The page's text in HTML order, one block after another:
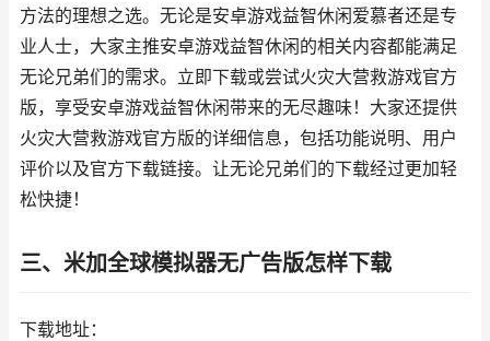
方法的理想之选。无论是安卓游戏益智休闲爱慕者还是专
业人士，大家主推安卓游戏益智休闲的相关内容都能满足
无论兄弟们的需求。立即下载或尝试火灾大营救游戏官方
版，享受安卓游戏益智休闲带来的无尽趣味！大家还提供
火灾大营救游戏官方版的详细信息，包括功能说明、用户
评价以及官方下载链接。让无论兄弟们的下载经过更加轻
松快捷！
三、米加全球模拟器无广告版怎样下载
下载地址：